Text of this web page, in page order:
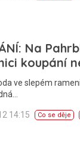
Na
koupání
ve slepém
14:15 Co se děje